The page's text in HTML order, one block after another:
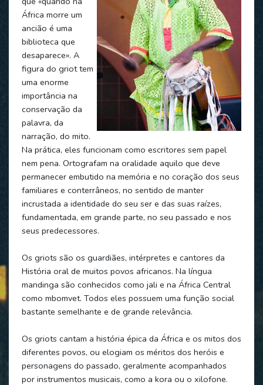
África morre um
ancião é uma
biblioteca que
desaparece». A
figura do griot tem
uma enorme
importância na
conservação da
palavra, da
narração, do mito.
Na prática, eles funcionam como escritores sem papel
nem pena. Ortografam na oralidade aquilo que deve
permanecer embutido na memória e no coração dos seus
familiares e conterrâneos, no sentido de manter
incrustada a identidade do seu ser e das suas raízes,
fundamentada, em grande parte, no seu passado e nos
seus predecessores.
Os griots são os guardiães, intérpretes e cantores da
História oral de muitos povos africanos. Na língua
mandinga são conhecidos como jali e na África Central
como mbomvet. Todos eles possuem uma função social
bastante semelhante e de grande relevância.
Os griots cantam a história épica da África e os mitos dos
diferentes povos, ou elogiam os méritos dos heróis e
personagens do passado, geralmente acompanhados
por instrumentos musicais, como a kora ou o xilofone.